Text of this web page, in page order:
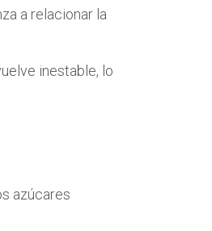
a relacionar la
inestable, lo
azúcares